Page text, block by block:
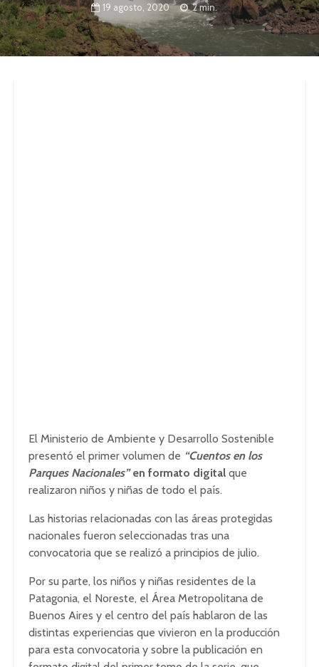
19 agosto, 2020 2 min.
El Ministerio de Ambiente y Desarrollo Sostenible
presentó el primer volumen de “Cuentos en los
Parques Nacionales” en formato digital que
realizaron niños y niñas de todo el país.
Las historias relacionadas con las áreas protegidas
nacionales fueron seleccionadas tras una
convocatoria que se realizó a principios de julio.
Por su parte, los niños y niñas residentes de la
Patagonia, el Noreste, el Área Metropolitana de
Buenos Aires y el centro del país hablaron de las
distintas experiencias que vivieron en la producción
para esta convocatoria y sobre la publicación en